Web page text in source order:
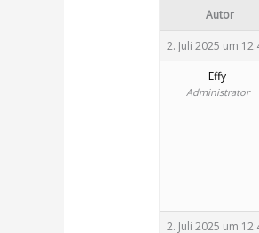
Autor
2. Juli 2025 um
Effy
Administrator
2. Juli 2025 um